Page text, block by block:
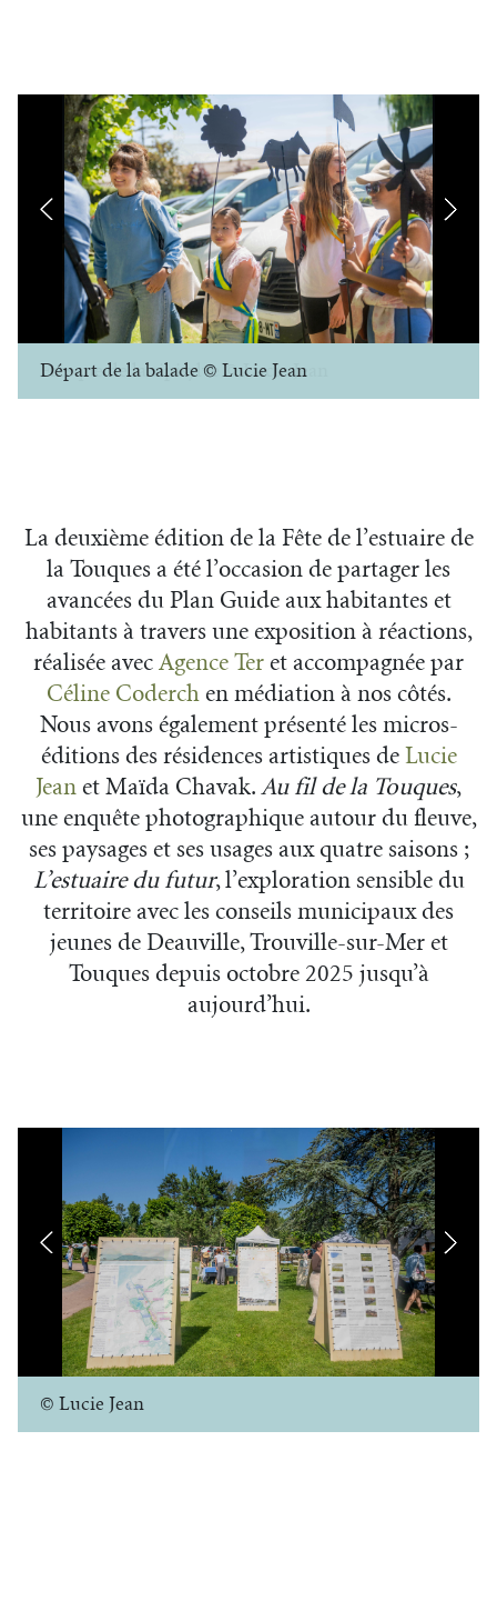
Départ de la balade © Lucie Jean
Fresque de la ripisylve © Lucie Jean
La deuxième édition de la Fête de l’estuaire de
la Touques a été l’occasion de partager les
avancées du Plan Guide aux habitantes et
habitants à travers une exposition à réactions,
réalisée avec Agence Ter et accompagnée par
Céline Coderchen médiation à nos côtés.
Nous avons également présenté les micros-
éditions des résidences artistiques de Lucie
Jean et Maïda Chavak. Au fil de la Touques,
une enquête photographique autour du fleuve,
ses paysages et ses usages aux quatre saisons ;
L’estuaire du futur, l’exploration sensible du
territoire avec les conseils municipaux des
jeunes de Deauville, Trouville-sur-Mer et
Touques depuis octobre 2025 jusqu’à
aujourd’hui.
© Lucie Jean
© Lucie Jean